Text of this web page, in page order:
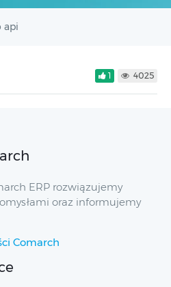
api
1 4025
ERP rozwiązujemy
oraz informujemy
Comarch